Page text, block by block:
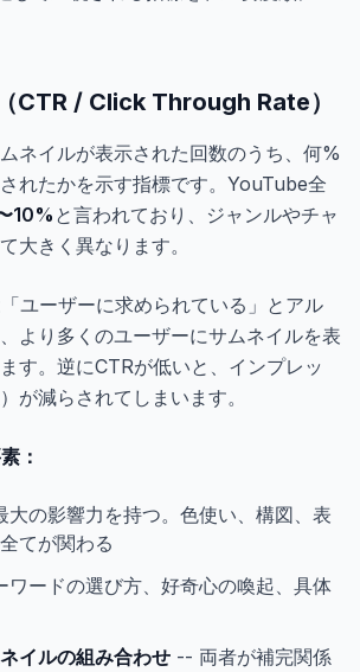
CTR / Click Through Rate）
ネイルが表示された回数のうち、何%
れたかを示す指標です。YouTube全
10% と言われており、ジャンルやチャ
大きく異なります。
ユーザーに求められている」とアル
より多くのユーザーにサムネイルを表
す。逆にCTRが低いと、インプレッ
が減らされてしまいます。
：
の影響力を持つ。色使い、構図、表
てが関わる
ードの選び方、好奇心の喚起、具体
イルの組み合わせ -- 両者が補完関係